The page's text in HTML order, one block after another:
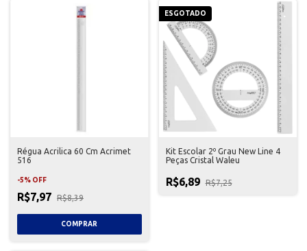
Régua Acrilica 60 Cm Acrimet
516
-5% OFF
R$7,97 R$8,39
ESGOTADO
Kit Escolar 2º Grau New Line 4
Peças Cristal Waleu
R$6,89 R$7,25